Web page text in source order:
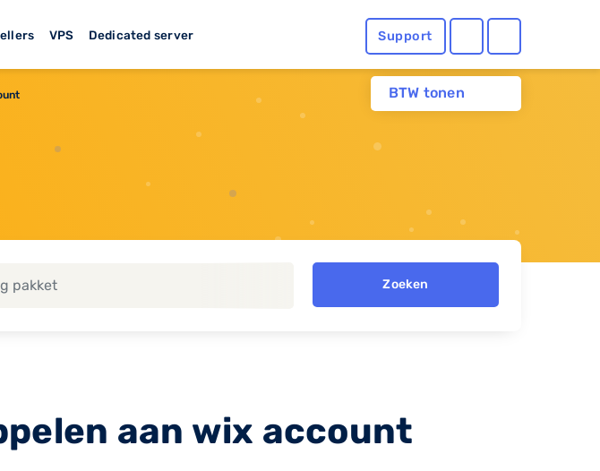
VPS Dedicated server Support
BTW tonen
Zoeken
aan wix account